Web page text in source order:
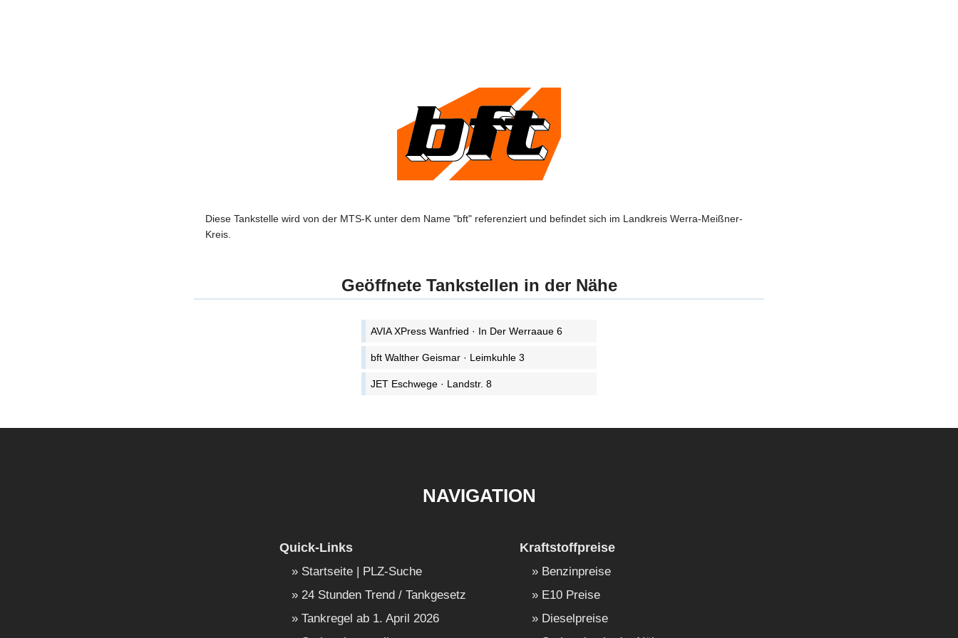
Diese Tankstelle wird von der MTS-K unter dem Name "bft" referenziert und befindet sich im Landkreis Werra-Meißner-
Kreis.
Geöffnete Tankstellen in der Nähe
AVIA XPress Wanfried · In Der Werraaue 6
bft Walther Geismar · Leimkuhle 3
JET Eschwege · Landstr. 8
NAVIGATION
Quick-Links
Startseite | PLZ-Suche
24 Stunden Trend / Tankgesetz
Tankregel ab 1. April 2026
Kraftstoffpreise
Benzinpreise
E10 Preise
Dieselpreise